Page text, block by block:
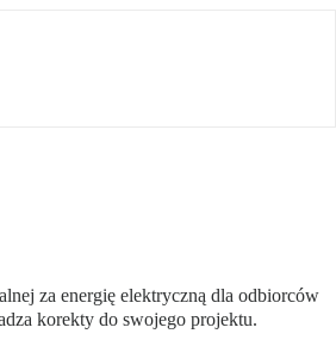
za energię elektryczną dla odbiorców
korekty do swojego projektu.